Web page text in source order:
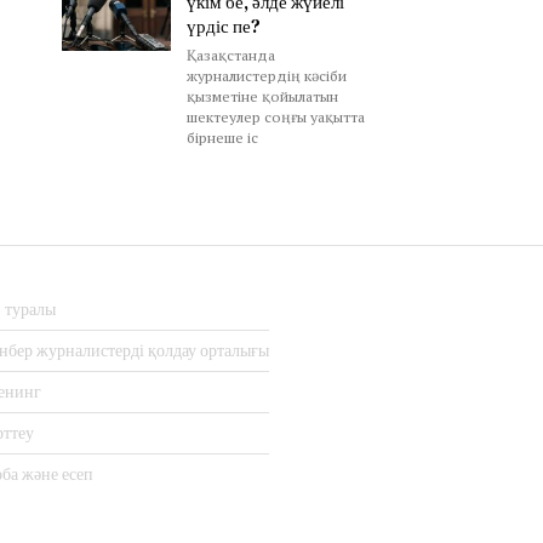
үрдіс пе?
Қазақстанда
журналистердің кәсіби
қызметіне қойылатын
шектеулер соңғы уақытта
бірнеше іс
туралы
журналистерді қолдау орталығы
және есеп